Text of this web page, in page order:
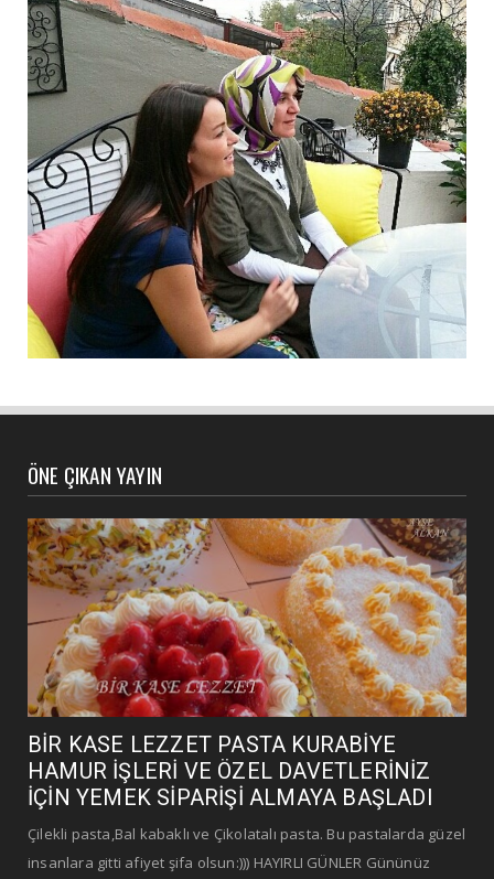
ÖNE ÇIKAN YAYIN
BİR KASE LEZZET PASTA KURABİYE
HAMUR İŞLERİ VE ÖZEL DAVETLERİNİZ
İÇİN YEMEK SİPARİŞİ ALMAYA BAŞLADI
Çilekli pasta,Bal kabaklı ve Çikolatalı pasta. Bu pastalarda güzel
insanlara gitti afiyet şifa olsun:))) HAYIRLI GÜNLER Gününüz